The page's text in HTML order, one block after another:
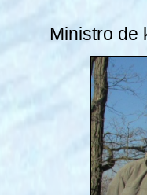
Ministro de